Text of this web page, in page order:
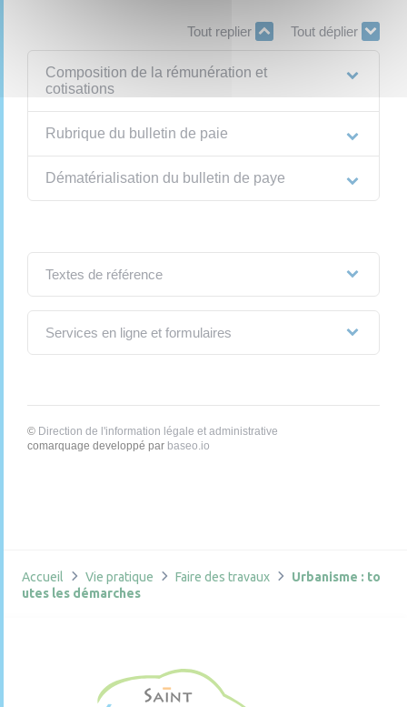
Tout replier Tout déplier
Composition de la rémunération et
cotisations
Rubrique du bulletin de paie
Dématérialisation du bulletin de paye
Textes de référence
Services en ligne et formulaires
© Direction de l'information légale et administrative
comarquage developpé par baseo.io
Accueil Vie pratique Faire des travaux
Urbanisme : to
utes les démarches